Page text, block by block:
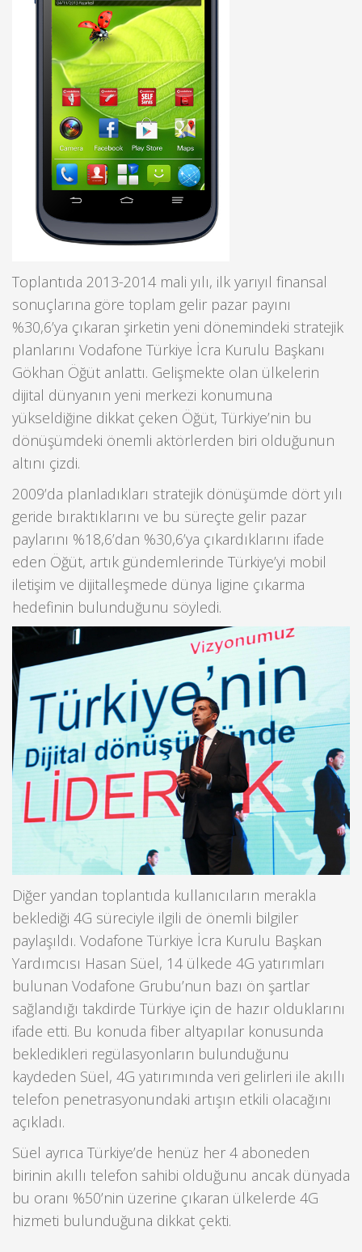
Toplantıda 2013-2014 mali yılı, ilk yarıyıl finansal
sonuçlarına göre toplam gelir pazar payını
%30,6’ya çıkaran şirketin yeni dönemindeki stratejik
planlarını Vodafone Türkiye İcra Kurulu Başkanı
Gökhan Öğüt anlattı. Gelişmekte olan ülkelerin
dijital dünyanın yeni merkezi konumuna
yükseldiğine dikkat çeken Öğüt, Türkiye’nin bu
dönüşümdeki önemli aktörlerden biri olduğunun
altını çizdi.
2009’da planladıkları stratejik dönüşümde dört yılı
geride bıraktıklarını ve bu süreçte gelir pazar
paylarını %18,6’dan %30,6’ya çıkardıklarını ifade
eden Öğüt, artık gündemlerinde Türkiye’yi mobil
iletişim ve dijitalleşmede dünya ligine çıkarma
hedefinin bulunduğunu söyledi.
Diğer yandan toplantıda kullanıcıların merakla
beklediği 4G süreciyle ilgili de önemli bilgiler
paylaşıldı. Vodafone Türkiye İcra Kurulu Başkan
Yardımcısı Hasan Süel, 14 ülkede 4G yatırımları
bulunan Vodafone Grubu’nun bazı ön şartlar
sağlandığı takdirde Türkiye için de hazır olduklarını
ifade etti. Bu konuda fiber altyapılar konusunda
bekledikleri regülasyonların bulunduğunu
kaydeden Süel, 4G yatırımında veri gelirleri ile akıllı
telefon penetrasyonundaki artışın etkili olacağını
açıkladı.
Süel ayrıca Türkiye’de henüz her 4 aboneden
birinin akıllı telefon sahibi olduğunu ancak dünyada
bu oranı %50’nin üzerine çıkaran ülkelerde 4G
hizmeti bulunduğuna dikkat çekti.